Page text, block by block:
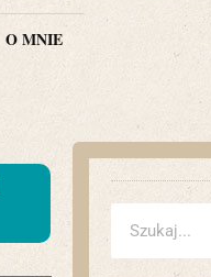
O MNIE